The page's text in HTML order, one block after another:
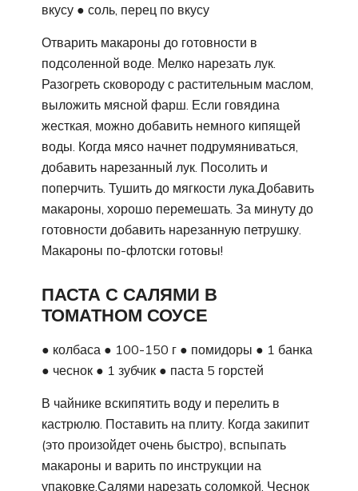
вкусу ● соль, перец по вкусу
Отварить макароны до готовности в
подсоленной воде. Мелко нарезать лук.
Разогреть сковороду с растительным маслом,
выложить мясной фарш. Если говядина
жесткая, можно добавить немного кипящей
воды. Когда мясо начнет подрумяниваться,
добавить нарезанный лук. Посолить и
поперчить. Тушить до мягкости лука.Добавить
макароны, хорошо перемешать. За минуту до
готовности добавить нарезанную петрушку.
Макароны по-флотски готовы!
ПАСТА С САЛЯМИ В
ТОМАТНОМ СОУСЕ
● колбаса ● 100-150 г ● помидоры ● 1 банка
● чеснок ● 1 зубчик ● паста 5 горстей
В чайнике вскипятить воду и перелить в
кастрюлю. Поставить на плиту. Когда закипит
(это произойдет очень быстро), вспыпать
макароны и варить по инструкции на
упаковке.Салями нарезать соломкой. Чеснок